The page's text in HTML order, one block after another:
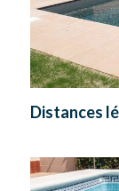
Distances